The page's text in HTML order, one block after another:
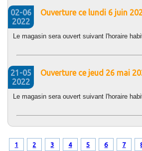
02-06
2022
Ouverture ce lundi 6 juin
Le magasin sera ouvert suivant l'horaire
21-05
2022
Ouverture ce jeud 26 mai
Le magasin sera ouvert suivant l'horaire
1 2 3 4 5 6 7